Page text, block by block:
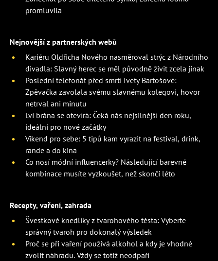
promluvila
Nejnovější z partnerských webů
Kariéru Oldřicha Nového nasměroval strýc z Národního
divadla: Slavný herec se měl původně živit zcela jinak
Poslední telefonát před smrtí Ivety Bartošové:
Zpěvačka zavolala svému slavnému kolegovi, hovor
netrval ani minutu
Lví brána se otevírá: Čeká nás nejsilnější den roku,
ideální pro nové začátky
Víkend pro sebe: 5 tipů kam vyrazit na festival, drink,
rande a do kina
Co nosí módní influencerky? Následující barevné
kombinace musíte vyzkoušet, než skončí léto
Recepty, vaření, zahrada
Švestkové knedlíky z tvarohového těsta: Vyberte
správný tvaroh pro dokonalý výsledek
Proč se při vaření používá alkohol a kdy je vhodné
zvolit náhradu. Vždy se totiž neodpaří